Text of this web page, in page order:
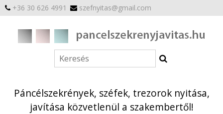
+36 30 626 4991 szefnyitas@gmail.com
Páncélszekrények, széfek, trezorok nyitása,
javítása közvetlenül a szakembertől!